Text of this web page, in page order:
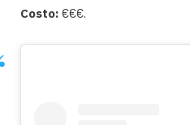
Costo: €€€.